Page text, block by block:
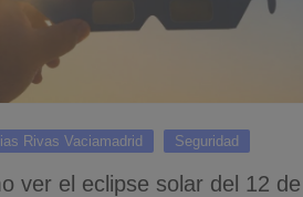
Rivas Vaciamadrid Seguridad
ver el eclipse solar del 12 de